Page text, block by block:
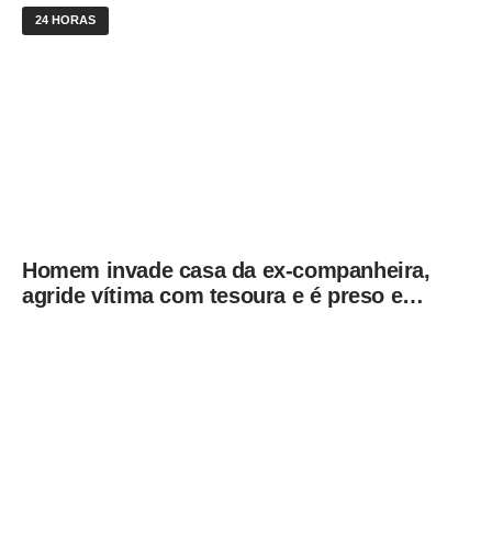
24 HORAS
Homem invade casa da ex-companheira,
agride vítima com tesoura e é preso em